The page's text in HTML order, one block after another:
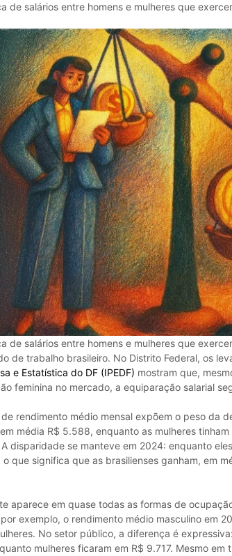
de salários entre homens e mulheres que
de salários entre homens e mulheres que
de trabalho brasileiro. No Distrito Federal, os
e Estatística do DF (IPEDF) mostram que,
feminina no mercado, a equiparação salarial
rendimento médio mensal expõem o peso da
média R$ 5.588, enquanto as mulheres
disparidade se manteve em 2024: enquanto
que significa que as brasilienses ganham, em
aparece em quase todas as formas de
exemplo, o rendimento médio masculino em
No setor público, a diferença é
mulheres ficaram em R$ 9.717. Mesmo